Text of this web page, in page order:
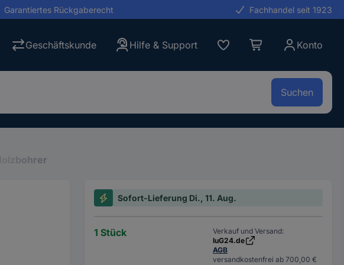
Garantiertes Rückgaberecht Fachhandel seit 1923
Geschäftskunde Hilfe & Support Konto
Suchen
Holzbohrer
Sofort-Lieferung Di., 11. Aug.
1 Stück
Verkauf und Versand:
IuG24.de
AGB
versandkostenfrei ab 700,00 €